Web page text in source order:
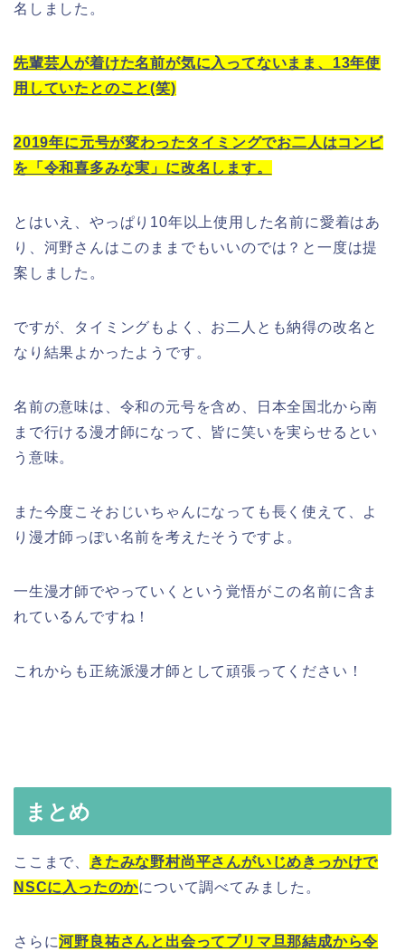
名しました。
先輩芸人が着けた名前が気に入ってないまま、13年使
用していたとのこと(笑)
2019年に元号が変わったタイミングでお二人はコンビ
を「令和喜多みな実」に改名します。
とはいえ、やっぱり10年以上使用した名前に愛着はあ
り、河野さんはこのままでもいいのでは？と一度は提
案しました。
ですが、タイミングもよく、お二人とも納得の改名と
なり結果よかったようです。
名前の意味は、令和の元号を含め、日本全国北から南
まで行ける漫才師になって、皆に笑いを実らせるとい
う意味。
また今度こそおじいちゃんになっても長く使えて、よ
り漫才師っぽい名前を考えたそうですよ。
一生漫才師でやっていくという覚悟がこの名前に含ま
れているんですね！
これからも正統派漫才師として頑張ってください！
まとめ
ここまで、
きたみな野村尚平さんがいじめきっかけで
NSCに入ったのかについて調べてみました。
さらに河野良祐さんと出会ってプリマ旦那結成から令